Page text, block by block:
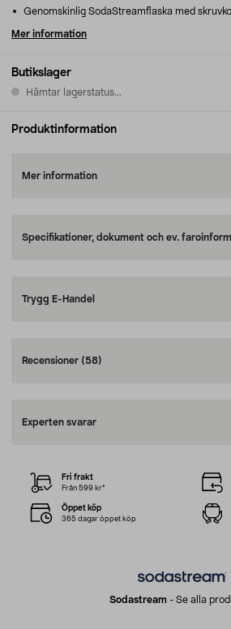
Butikslager
Hämtar lagerstatus...
Genomskinlig SodaStreamflaska med
Mer information
Produktinformation
Mer information
Specifikationer, dokument och ev.
Trygg E-Handel
Recensioner (58)
Experten svarar
Sodastream - Se alla
Fri frakt
Från 599 kr*
Öppet köp
365 dagar öppet köp